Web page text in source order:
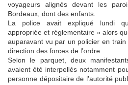
voyageurs alignés devant les
Bordeaux, dont des enfants.
La police avait expliqué lundi
appropriée et réglementaire » alors
auparavant vu par un policier en
direction des forces de l’ordre.
Selon le parquet, deux
avaient été interpellés notamment
personne dépositaire de l’autorité